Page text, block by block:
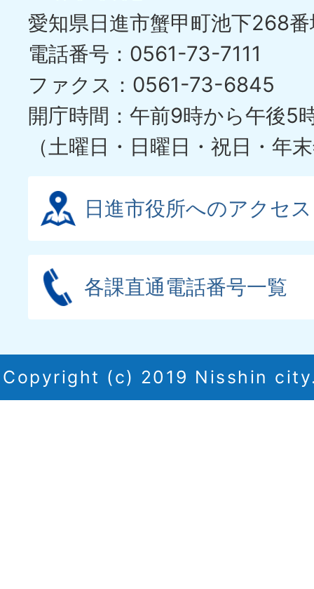
愛知県日進市蟹甲町池下268
電話番号：0561-73-7111
ファクス：0561-73-6845
開庁時間：午前9時から午後5
（土曜日・日曜日・祝日・年
日進市役所へのアクセス
各課直通電話番号一覧
Copyright (c) 2019 Nisshin